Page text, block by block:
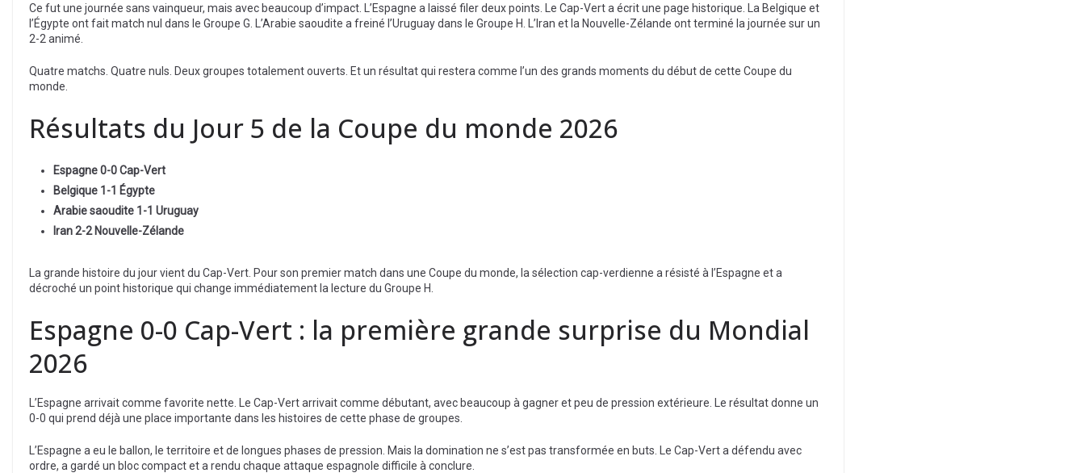
Ce fut une journée sans vainqueur, mais avec beaucoup d’impact. L’Espagne a laissé filer deux points. Le Cap-Vert a écrit une page historique. La Belgique et
l’Égypte ont fait match nul dans le Groupe G. L’Arabie saoudite a freiné l’Uruguay dans le Groupe H. L’Iran et la Nouvelle-Zélande ont terminé la journée sur un
2-2 animé.
Quatre matchs. Quatre nuls. Deux groupes totalement ouverts. Et un résultat qui restera comme l’un des grands moments du début de cette Coupe du
monde.
Résultats du Jour 5 de la Coupe du monde 2026
Espagne 0-0 Cap-Vert
Belgique 1-1 Égypte
Arabie saoudite 1-1 Uruguay
Iran 2-2 Nouvelle-Zélande
La grande histoire du jour vient du Cap-Vert. Pour son premier match dans une Coupe du monde, la sélection cap-verdienne a résisté à l’Espagne et a
décroché un point historique qui change immédiatement la lecture du Groupe H.
Espagne 0-0 Cap-Vert : la première grande surprise du Mondial
2026
L’Espagne arrivait comme favorite nette. Le Cap-Vert arrivait comme débutant, avec beaucoup à gagner et peu de pression extérieure. Le résultat donne un
0-0 qui prend déjà une place importante dans les histoires de cette phase de groupes.
L’Espagne a eu le ballon, le territoire et de longues phases de pression. Mais la domination ne s’est pas transformée en buts. Le Cap-Vert a défendu avec
ordre, a gardé un bloc compact et a rendu chaque attaque espagnole difficile à conclure.